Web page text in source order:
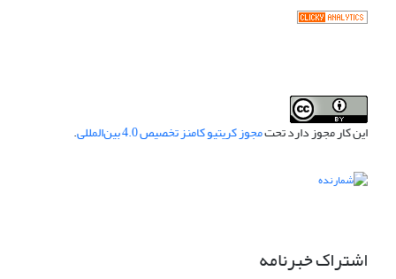
این کار مجوز دارد تحتمجوز کریتیو کامنز تخصیص 4.0 بین‌المللی .
اشتراک خبرنامه